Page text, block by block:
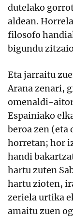
dutelako
aldean.
filosofo
bigundu
Eta jarraitu
Arana zenari,
omenaldi-
Espainiako
beroa zen
horretan; hor
handi
hartu zuten
hartu zioten,
zeriela urtika
amaitu zuen